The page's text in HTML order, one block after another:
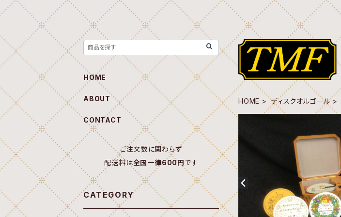
HOME ディスクオルゴール
HOME
ABOUT
CONTACT
ご注文数に関わらず
配送料は全国一律600円です
CATEGORY